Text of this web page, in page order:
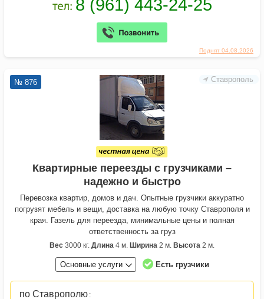
Поднят 04.08.2026
Ставрополь
№ 876
Квартирные переезды с грузчиками –
надежно и быстро
Перевозка квартир, домов и дач. Опытные грузчики аккуратно
погрузят мебель и вещи, доставка на любую точку Ставрополя и
края. Газель для переезда, минимальные цены и полная
ответственность за груз
Вес 3000 кг. Длина 4 м. Ширина 2 м. Высота 2 м.
Основные услуги Есть грузчики
по Ставрополю :